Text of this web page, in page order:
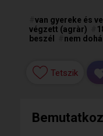
van gyereke és
végzett (agràr)
beszél
nem
Tetszik